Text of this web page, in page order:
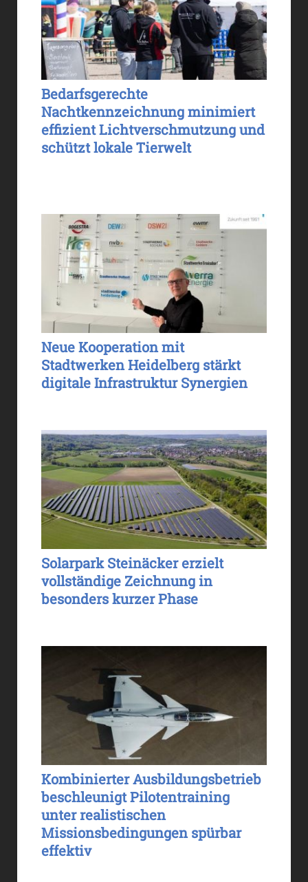
Bedarfsgerechte
Nachtkennzeichnung minimiert
effizient Lichtverschmutzung und
schützt lokale Tierwelt
Neue Kooperation mit
Stadtwerken Heidelberg stärkt
digitale Infrastruktur Synergien
Solarpark Steinäcker erzielt
vollständige Zeichnung in
besonders kurzer Phase
Kombinierter Ausbildungsbetrieb
beschleunigt Pilotentraining
unter realistischen
Missionsbedingungen spürbar
effektiv